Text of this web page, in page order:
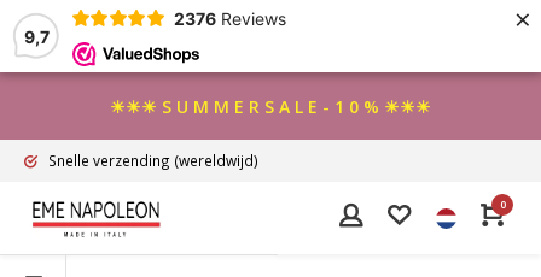
9,7
2376 Reviews ×
☀☀☀ S U M M E R S A L E - 1 0 % ☀☀☀
Snelle verzending (wereldwijd)
0